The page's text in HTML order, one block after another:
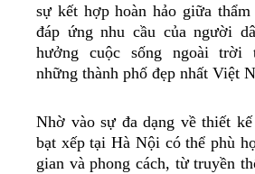
sự kết hợp hoàn hảo giữa
đáp ứng nhu cầu của người
hưởng cuộc sống ngoài trời
những thành phố đẹp nhất Việt
Nhờ vào sự đa dạng về thiết
bạt xếp tại Hà Nội có thể phù
gian và phong cách, từ truyền